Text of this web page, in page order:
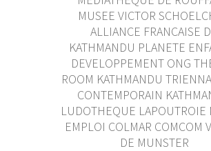
MUSEE VICTOR
ALLIANCE FRANCAISE
KATHMANDU PLANETE
DEVELOPPEMENT ONG
ROOM KATHMANDU
CONTEMPORAIN
LUDOTHEQUE LAPOUTROIE
EMPLOI COLMAR COMCOM
DE MUNSTER